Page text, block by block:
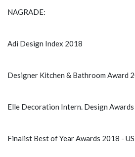
NAGRADE:
Adi Design Index 2018
Designer Kitchen & Bathroom Award
Elle Decoration Intern. Design
Finalist Best of Year Awards 2018 - US